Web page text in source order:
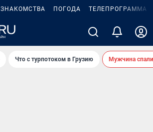
ЗНАКОМСТВА ПОГОДА ТЕЛЕПРОГРАММА
Что с турпотоком в Грузию Мужчина